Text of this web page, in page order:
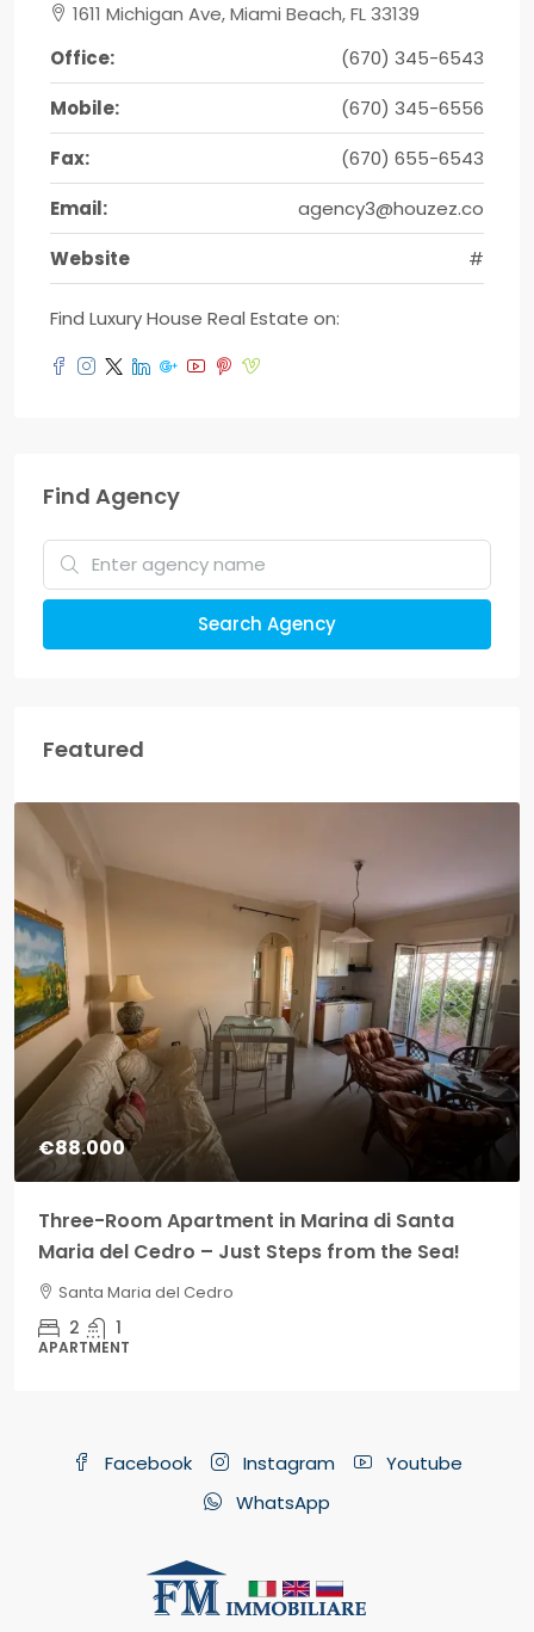
1611 Michigan Ave, Miami Beach, FL 33139
Office:
(670) 345-6543
Mobile:
(670) 345-6556
Fax:
(670) 655-6543
Email:
agency3@houzez.co
Website
#
Find Luxury House Real Estate on:
Find Agency
Search Agency
Featured
€88.000
Three-Room Apartment in Marina di Santa
Maria del Cedro – Just Steps from the Sea!
Santa Maria del Cedro
2 1
APARTMENT
Facebook Instagram
Youtube
WhatsApp